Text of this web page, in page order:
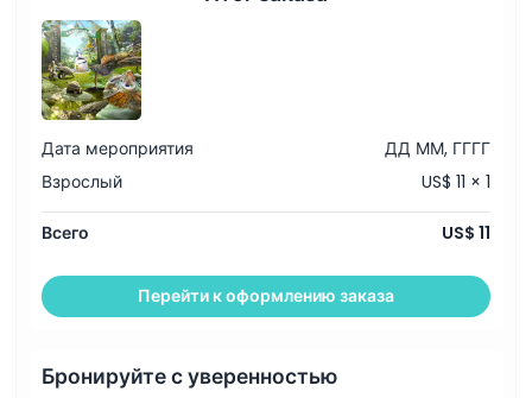
Политика в отношении детей и взрослых
Исключения
Часы работы
Вещи, которые нужно знать
Местоположение
Дата мероприятия
ДД ММ, ГГГГ
Взрослый
US$ 11 × 1
Всего US$ 11
Перейти к оформлению заказа
Бронируйте с уверенностью